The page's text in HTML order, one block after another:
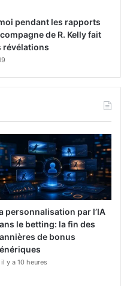
pendant les rapports
de R. Kelly fait
révélations
personnalisation par l’IA
le betting: la fin des
de bonus
il y a 10 heures